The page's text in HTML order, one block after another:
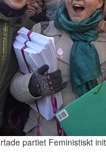
partiet Feministiskt